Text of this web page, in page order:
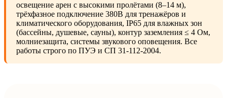
освещение арен с высокими пролётами (8–14 м),
трёхфазное подключение 380В для тренажёров и
климатического оборудования, IP65 для влажных зон
(бассейны, душевые, сауны), контур заземления ≤ 4 Ом,
молниезащита, системы звукового оповещения. Все
работы строго по ПУЭ и СП 31-112-2004.